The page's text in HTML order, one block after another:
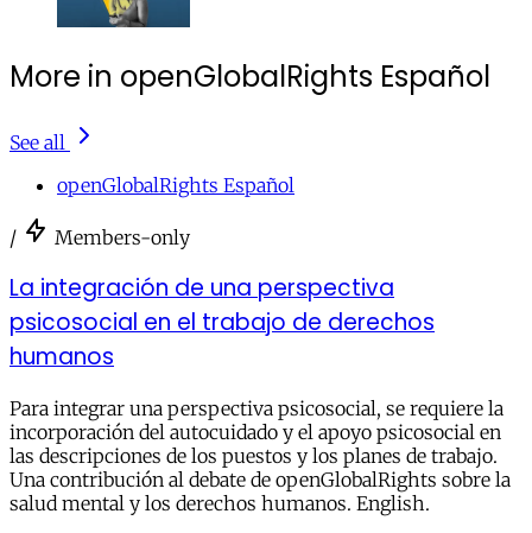
More in openGlobalRights Español
See all
openGlobalRights Español
/ Members-only
La integración de una perspectiva
psicosocial en el trabajo de derechos
humanos
Para integrar una perspectiva psicosocial, se requiere la
incorporación del autocuidado y el apoyo psicosocial en
las descripciones de los puestos y los planes de trabajo.
Una contribución al debate de openGlobalRights sobre la
salud mental y los derechos humanos. English.